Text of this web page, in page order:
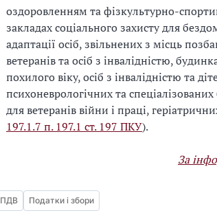
оздоровленням та фізкультурно-
закладах соціального захисту для
адаптації осіб, звільнених з місць
ветеранів та осіб з інвалідністю,
похилого віку, осіб з інвалідністю та
психоневрологічних та
для ветеранів війни і праці,
197.1.7 п. 197.1 ст. 197 ПКУ).
За
ПДВ Податки і збори